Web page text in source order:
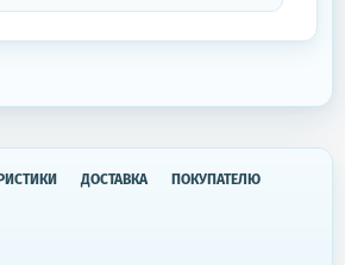
ДОСТАВКА ПОКУПАТЕЛЮ